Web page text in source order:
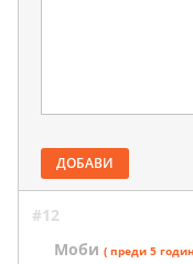
ДОБАВИ
#12
Моби ( преди 5